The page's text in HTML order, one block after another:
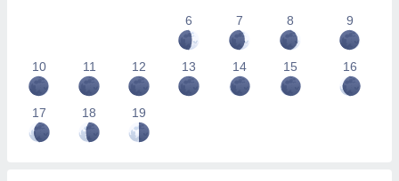
6
7 8 9
10 11 12 13 14 15 16
17 18 19